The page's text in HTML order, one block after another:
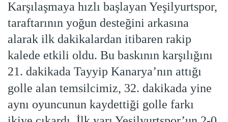
Karşılaşmaya hızlı başlayan Yeşilyurtspor,
taraftarının yoğun desteğini arkasına
alarak ilk dakikalardan itibaren rakip
kalede etkili oldu. Bu baskının karşılığını
21. dakikada Tayyip Kanarya’nın attığı
golle alan temsilcimiz, 32. dakikada yine
aynı oyuncunun kaydettiği golle farkı